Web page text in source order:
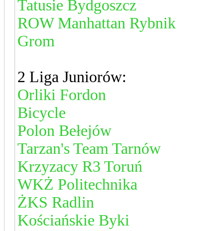
Tatusie Bydgoszcz
ROW Manhattan Rybnik
Grom
2 Liga Juniorów:
Orliki Fordon
Bicycle
Polon Bełejów
Tarzan's Team Tarnów
Krzyzacy R3 Toruń
WKŻ Politechnika
ŻKS Radlin
Kościańskie Byki